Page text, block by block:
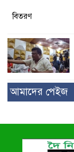
বিতরণ
আমাদের পেইজ